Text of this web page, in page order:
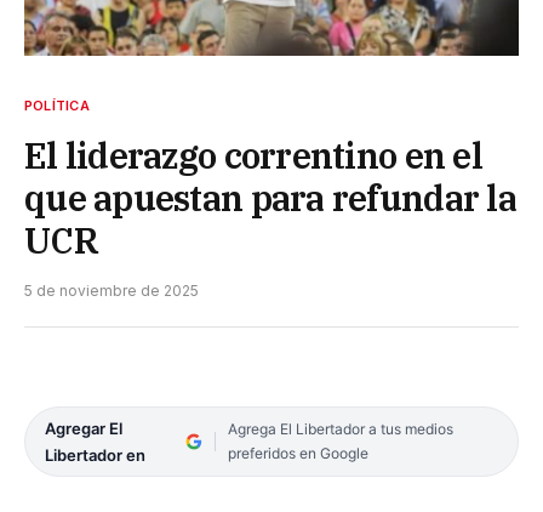
POLÍTICA
El liderazgo correntino en el
que apuestan para refundar la
UCR
5 de noviembre de 2025
Agregar El
Libertador en
Agrega El Libertador a tus medios
preferidos en Google